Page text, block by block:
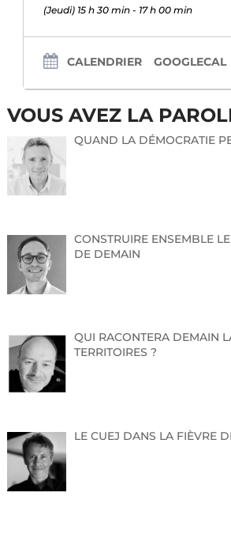
Lviv, Odessa, de la région de Donetsk
avec une spécialisation dans les
bancaire et des finances. Cette
l’Université de Speyer, en Allemagne.
Au programme de la journée du 29
et les 20 ukrainiennes
15h30 – 16h point presse
A propos de l’Institut national des
(INET)
forme et accompagne les cadres et
direction des grandes collectivités
provenant de toute la France (villes de
habitants, conseils départementaux,
métropoles, intercommunalités…) depuis
(Jeudi) 15 h 30 min - 17 h 00 min
CALENDRIER GOOGLECAL
VOUS AVEZ LA
QUAND LA DÉMOCRATIE
CONSTRUIRE ENSEMBLE
DE DEMAIN
QUI RACONTERA DEMAIN
TERRITOIRES ?
LE CUEJ DANS LA FIÈVRE